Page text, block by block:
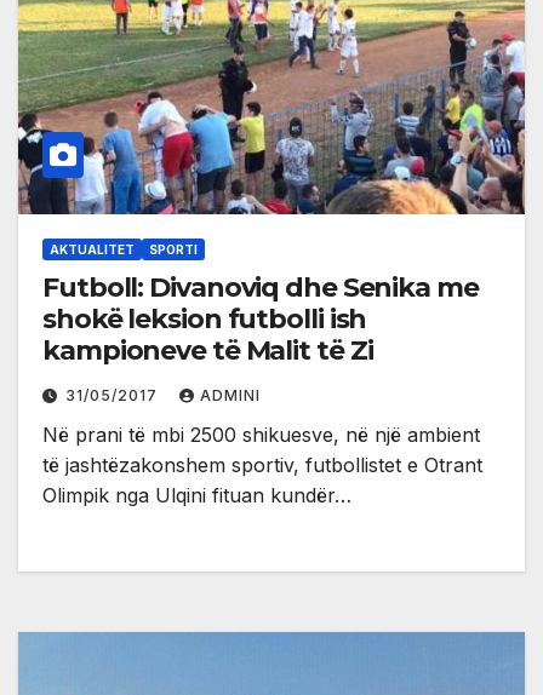
AKTUALITET SPORTI
Futboll: Divanoviq dhe Senika me
shokë leksion futbolli ish
kampioneve të Malit të Zi
31/05/2017 ADMINI
Në prani të mbi 2500 shikuesve, në një ambient
të jashtëzakonshem sportiv, futbollistet e Otrant
Olimpik nga Ulqini fituan kundër…